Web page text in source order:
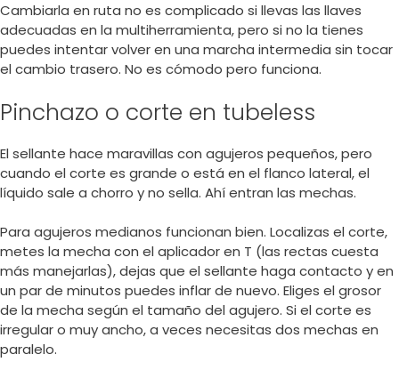
Cambiarla en ruta no es complicado si llevas las llaves
adecuadas en la multiherramienta, pero si no la tienes
puedes intentar volver en una marcha intermedia sin tocar
el cambio trasero. No es cómodo pero funciona.
Pinchazo o corte en tubeless
El sellante hace maravillas con agujeros pequeños, pero
cuando el corte es grande o está en el flanco lateral, el
líquido sale a chorro y no sella. Ahí entran las mechas.
Para agujeros medianos funcionan bien. Localizas el corte,
metes la mecha con el aplicador en T (las rectas cuesta
más manejarlas), dejas que el sellante haga contacto y en
un par de minutos puedes inflar de nuevo. Eliges el grosor
de la mecha según el tamaño del agujero. Si el corte es
irregular o muy ancho, a veces necesitas dos mechas en
paralelo.